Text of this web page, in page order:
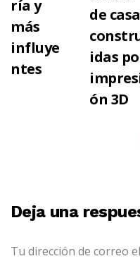
ría y
más
influye
ntes
de
idas
ón 3D
Deja una
Tu dirección de correo